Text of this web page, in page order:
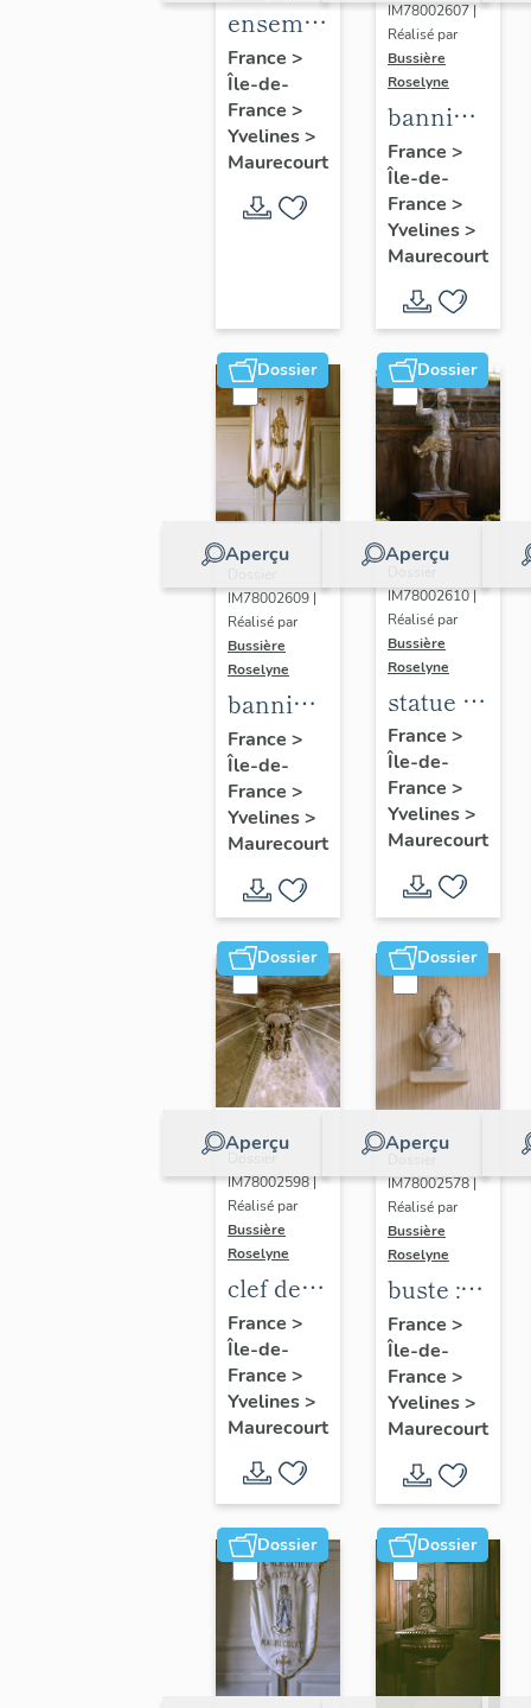
ensemble
de 2
reliefs
France >
Île-de-
France >
Yvelines>
Maurecourt
IM78002607 |
Réalisé par
Bussière
Roselyne
bannière
de
procession
: Jeanne
d'Arc
France >
Île-de-
France >
Yvelines>
Maurecourt
Dossier
Aperçu
IM78002609 |
Réalisé par
Bussière
Roselyne
bannière
de
procession
:
Immaculée
Conception
France >
Île-de-
France >
Yvelines>
Maurecourt
Dossier
Aperçu
IM78002610 |
Réalisé par
Bussière
Roselyne
statue :
Christ
glorieux
France >
Île-de-
France >
Yvelines>
Maurecourt
Dossier
Aperçu
Dossier
IM78002598 |
Réalisé par
Bussière
Roselyne
clef de
voûte
pendante
: Vierge
à
l'Enfant
France >
Île-de-
France >
Yvelines>
Maurecourt
Dossier
Aperçu
IM78002578 |
Réalisé par
Bussière
Roselyne
buste :
Marianne
France >
Île-de-
France >
Yvelines>
Maurecourt
Dossier Dossier